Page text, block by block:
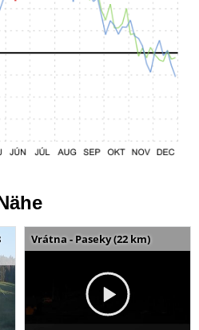
Vrátna - Paseky (22 km)